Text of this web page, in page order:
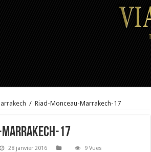
/ Riad-Monceau-Marrakech-17
Marrakech-17
28 janvier 2016 9 Vues